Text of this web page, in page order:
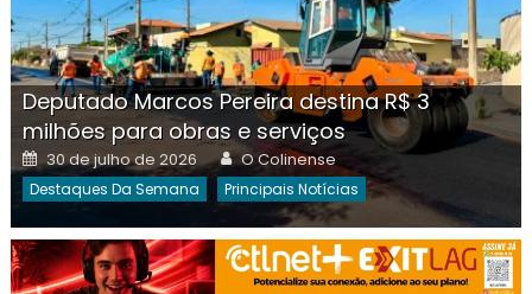
Deputado Marcos Pereira destina R$ 3
milhões para obras e serviços
Posted
on
30 de julho de 2026 Author
O Colinense
Destaques Da Semana Principais Notícias